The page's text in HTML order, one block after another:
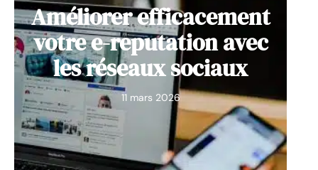
Améliorer efficacement
votre e-reputation avec
les réseaux sociaux
11 mars 2026